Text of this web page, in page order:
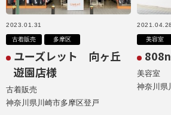
2023.01.31
古着販売 多摩区
ユーズレット 向ヶ丘
遊園店様
古着販売
神奈川県川崎市多摩区登戸
2021.04.28
美容室
美容室
神奈川県